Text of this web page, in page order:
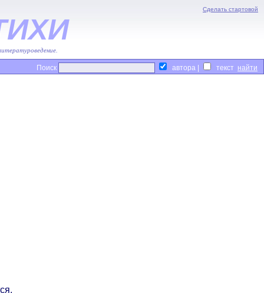
Сделать стартовой
Поиск автора | текст